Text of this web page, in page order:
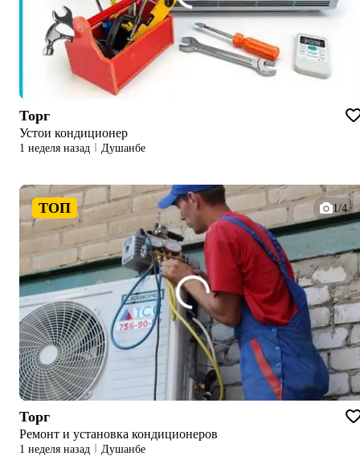
Торг
Устои кондиционер
1 неделя назад Душанбе
ТОП 1/4
Торг
Ремонт и установка кондиционеров
1 неделя назад Душанбе